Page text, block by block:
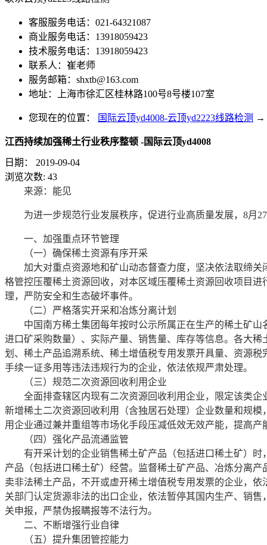
客服服务电话：021-64321087
商业服务电话：13918059423
技术服务电话：13918059423
联系人：崔老师
服务邮箱： shxtb@163.com
地址：上海市徐汇区桂林路100号8号楼107室
您现在的位置： 国际云顶yd4008-云顶yd2223线路检测 →
江西持续加强稀土行业秩序整顿 -国际云顶yd4008
日期：
2019-09-04
浏览次数: 43
来源：能见
为进一步规范行业发展秩序，促进行业高质量发展，8月
一、加强重点环节管理
（一）确保稀土资源有序开采
加大对重点资源地和矿山动态督查力度，坚决依法取缔
格管控压覆稀土资源回收，对本区域压覆稀土资源回收项目
理，严防安全和生态破坏事件。
（二）严格落实开采和冶炼分离计划
中国南方稀土集团每年按时公示所属正在生产的稀土矿
进口矿采购数量）、实际产量、销售量、库存等信息。各大
划、稀土产品追溯系统、稀土增值税专用发票开具量、资源
手续一证多用等违法违规行为的企业，依法依规严肃处理。
（三）规范二次资源回收利用企业
全面排查辖区内现有二次资源回收利用企业，限定该类
新增稀土二次资源回收利用（含独居石处理）企业数量和规
用企业通过兼并重组等市场化手段压减低效无效产能，提高
（四）强化产品流通监管
有开采计划的企业销售稀土矿产品（包括进口稀土矿）
产品（包括进口稀土矿）经营。监督稀土矿产品、冶炼分离
卖非法稀土产品，不开或虚开稀土增值税专用发票的企业，
关部门认定货源非法的出口企业，依法暂停其国内生产、销
关申报，严禁伪报瞒报等不法行为。
二、不断增强行业自律
（五）提升集团管控能力